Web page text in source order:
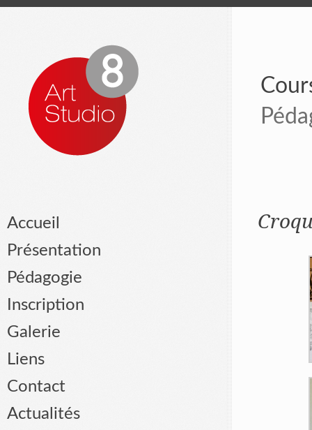
Accueil
Présentation
Pédagogie
Inscription
Galerie
Liens
Contact
Actualités